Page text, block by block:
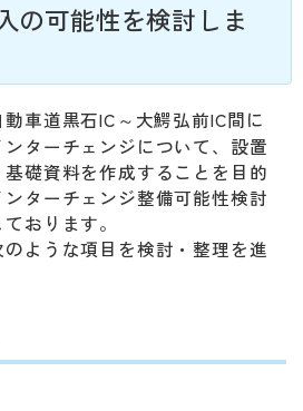
の可能性を検討しま
車道黒石IC～大鰐弘前IC間に
ターチェンジについて、設置
礎資料を作成することを目的
ターチェンジ整備可能性検討
おります。
ような項目を検討・整理を進